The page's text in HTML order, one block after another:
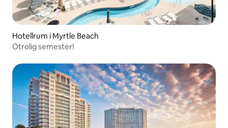
Hotellrum i Myrtle Beach
Otrolig semester!